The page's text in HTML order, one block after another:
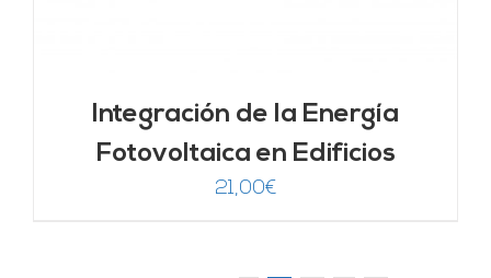
Integración de la Energía
Fotovoltaica en Edificios
21,00€